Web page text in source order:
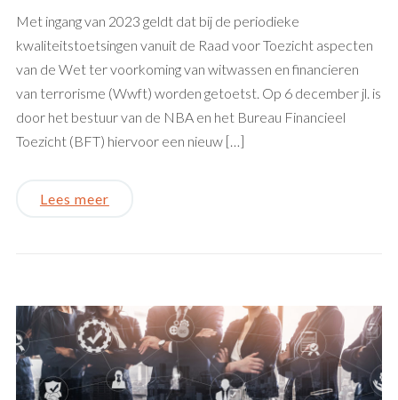
Met ingang van 2023 geldt dat bij de periodieke
kwaliteitstoetsingen vanuit de Raad voor Toezicht aspecten
van de Wet ter voorkoming van witwassen en financieren
van terrorisme (Wwft) worden getoetst. Op 6 december jl. is
door het bestuur van de NBA en het Bureau Financieel
Toezicht (BFT) hiervoor een nieuw […]
Lees meer